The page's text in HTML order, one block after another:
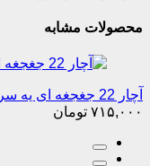
محصولات مشابه
آچار 22 جغجغه ای یه سر تخت یه سر رینگ ARDU
۷۱۵,۰۰۰ تومان